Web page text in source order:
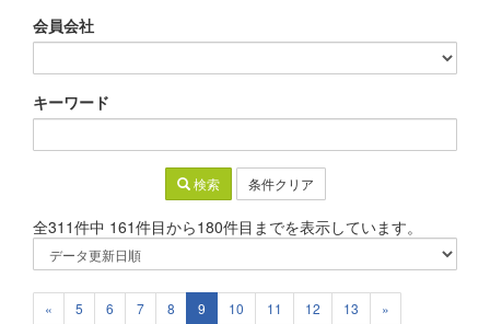
会員会社
キーワード
検索 条件クリア
全311件中 161件目から180件目までを表示しています。
« 5 6 7 8 9 10 11 12 13 »